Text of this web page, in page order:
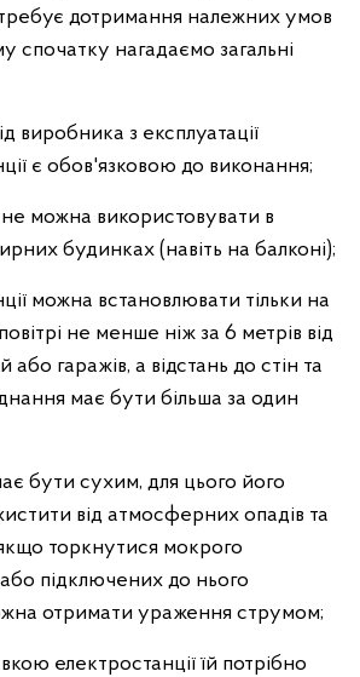
дотримання належних умов
спочатку нагадаємо загальні
виробника з експлуатації
є обов'язковою до виконання;
можна використовувати в
будинках (навіть на балконі);
можна встановлювати тільки на
не менше ніж за 6 метрів від
або гаражів, а відстань до стін та
має бути більша за один
бути сухим, для цього його
від атмосферних опадів та
торкнутися мокрого
підключених до нього
отримати ураження струмом;
електростанції їй потрібно